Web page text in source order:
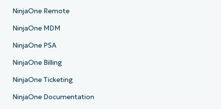
NinjaOne Remote
NinjaOne MDM
NinjaOne PSA
NinjaOne Billing
NinjaOne Ticketing
NinjaOne Documentation